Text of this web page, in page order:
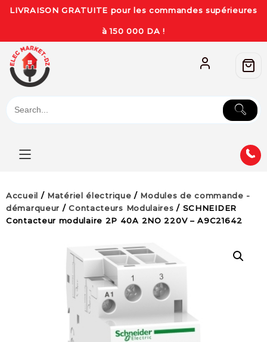
LIVRAISON GRATUITE pour les commandes supérieures
à 150 000 DA !
Accueil / Matériel électrique / Modules de commande -
démarqueur /Contacteurs Modulaires / SCHNEIDER
Contacteur modulaire 2P 40A 2NO 220V – A9C21642